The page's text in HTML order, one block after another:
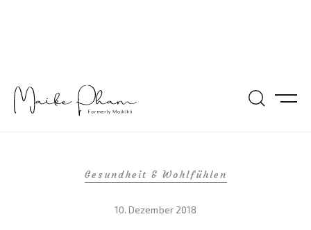
Gesundheit & Wohlfühlen
10. Dezember 2018